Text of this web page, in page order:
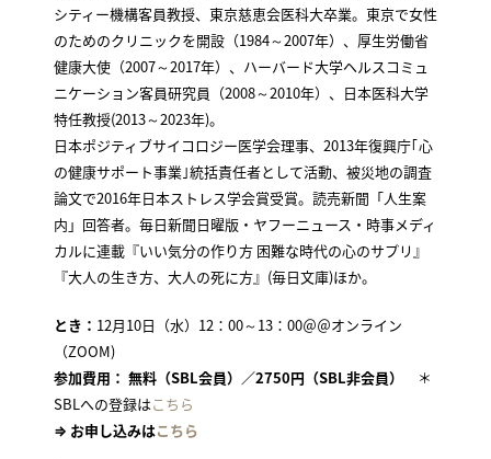
シティー機構客員教授、東京慈恵会医科大卒業。東京で女性
のためのクリニックを開設（1984～2007年）、厚生労働省
健康大使（2007～2017年）、ハーバード大学ヘルスコミュ
ニケーション客員研究員（2008～2010年）、日本医科大学
特任教授(2013～2023年)。
日本ポジティブサイコロジー医学会理事、2013年復興庁｢心
の健康サポート事業｣統括責任者として活動、被災地の調査
論文で2016年日本ストレス学会賞受賞。読売新聞「人生案
内」回答者。毎日新聞日曜版・ヤフーニュース・時事メディ
カルに連載『いい気分の作り方 困難な時代の心のサプリ』
『大人の生き方、大人の死に方』(毎日文庫)ほか。
とき： 12月10日（水）12：00～13：00＠＠オンライン
（ZOOM)
参加費用： 無料（SBL会員）／2750円（SBL非会員）
＊
SBLへの登録はこちら
⇒ お申し込みはこちら